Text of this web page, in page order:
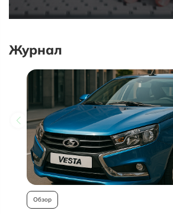
Журнал
Обзор